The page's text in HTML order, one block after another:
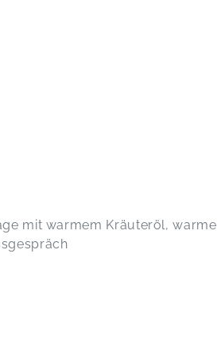
mit warmem Kräuteröl, warme